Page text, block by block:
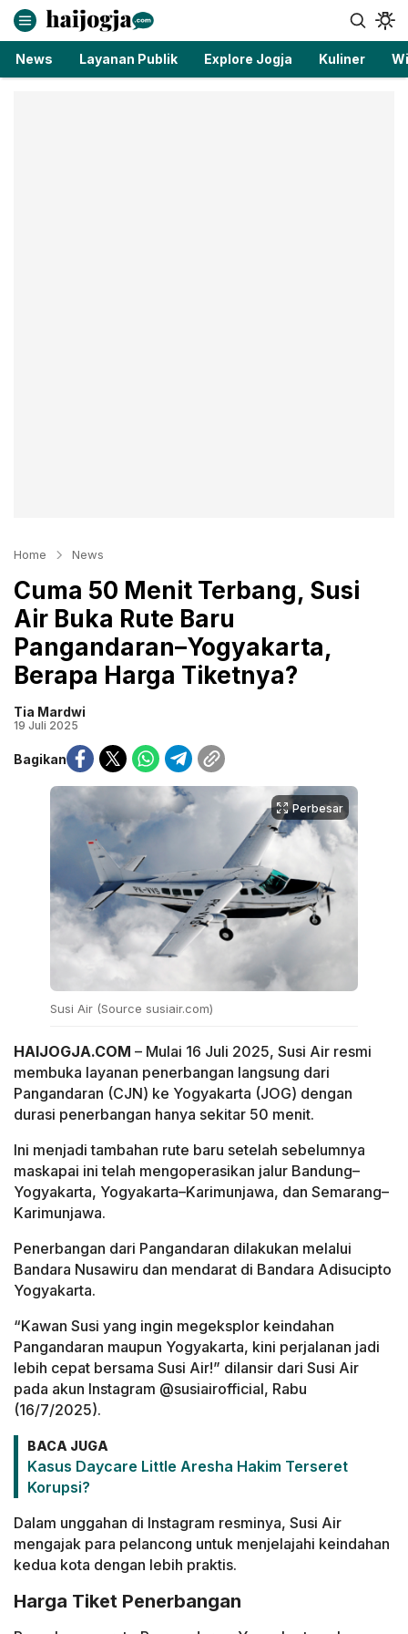
haijogja.com
Berita Jogja Terbaru dan Terkini
News Layanan Publik Explore Jogja Kuliner
Home News
Cuma 50 Menit Terbang, Susi
Air Buka Rute Baru
Pangandaran–Yogyakarta,
Berapa Harga Tiketnya?
Tia Mardwi
19 Juli 2025
Bagikan
Perbesar
Susi Air (Source susiair.com)
HAIJOGJA.COM – Mulai 16 Juli 2025, Susi Air resmi
membuka layanan penerbangan langsung dari
Pangandaran (CJN) ke Yogyakarta (JOG) dengan
durasi penerbangan hanya sekitar 50 menit.
Ini menjadi tambahan rute baru setelah sebelumnya
maskapai ini telah mengoperasikan jalur Bandung–
Yogyakarta, Yogyakarta–Karimunjawa, dan Semarang–
Karimunjawa.
Penerbangan dari Pangandaran dilakukan melalui
Bandara Nusawiru dan mendarat di Bandara Adisucipto
Yogyakarta.
“Kawan Susi yang ingin megeksplor keindahan
Pangandaran maupun Yogyakarta, kini perjalanan jadi
lebih cepat bersama Susi Air!” dilansir dari Susi Air
pada akun Instagram @susiairofficial, Rabu
(16/7/2025).
BACA JUGA
Kasus Daycare Little Aresha Hakim Terseret
Korupsi?
Dalam unggahan di Instagram resminya, Susi Air
mengajak para pelancong untuk menjelajahi keindahan
kedua kota dengan lebih praktis.
Harga Tiket Penerbangan